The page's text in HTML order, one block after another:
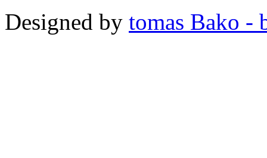
Designed by tomas Bako -